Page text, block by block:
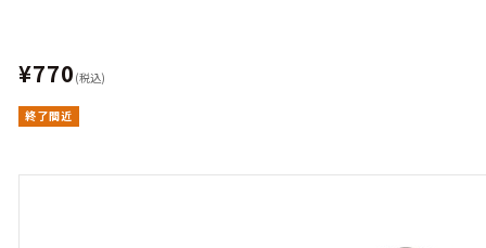
¥770 (税込)
終了間近